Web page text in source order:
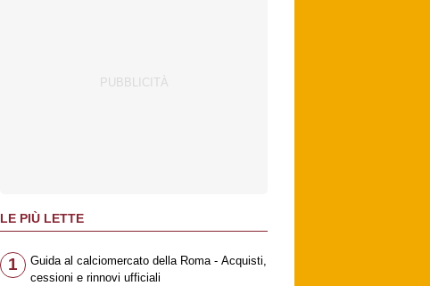
LE PIÙ LETTE
1
Guida al calciomercato della Roma - Acquisti,
cessioni e rinnovi ufficiali